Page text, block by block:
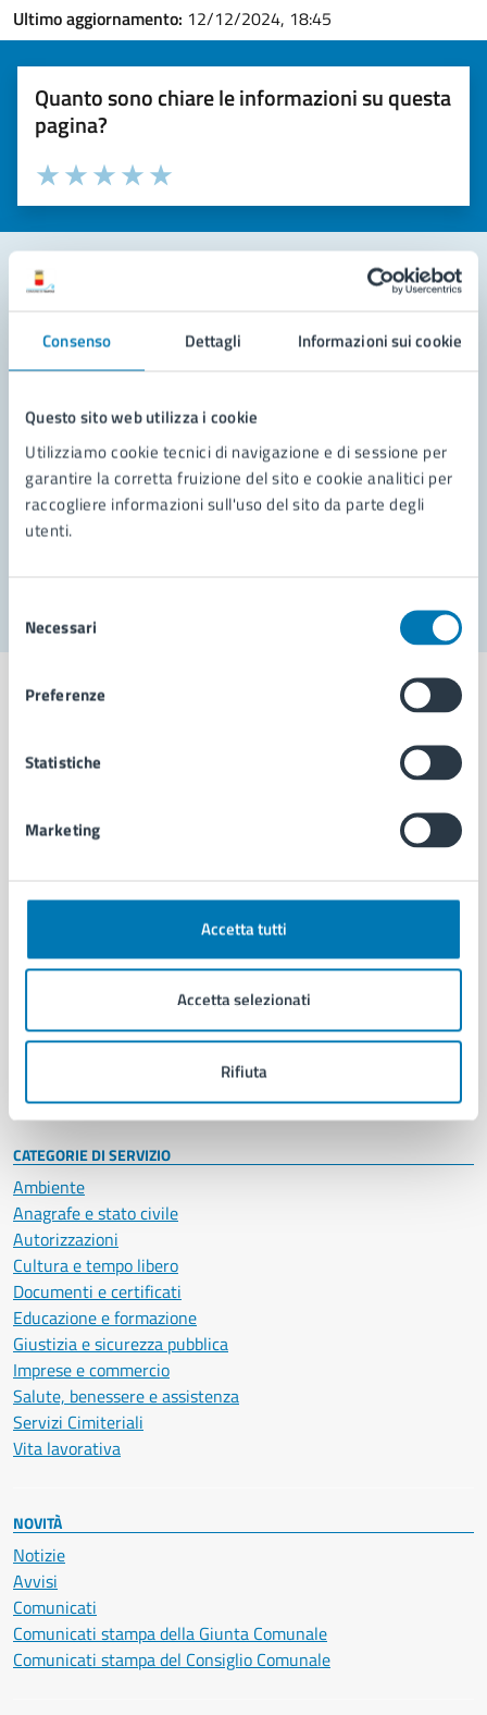
Consenso Dettagli Informazioni sui cookie
Questo sito web utilizza i cookie
Utilizziamo cookie tecnici di navigazione e di sessione per
garantire la corretta fruizione del sito e cookie analitici per
raccogliere informazioni sull'uso del sito da parte degli
utenti.
delNecessari
Preferenze
Statistiche
Marketing
Accetta tutti
Accetta selezionati
Rifiuta
Ultimo aggiornamento: 12/12/2024, 18:45
Quanto sono chiare le informazioni su questa
pagina?
Valuta la chiarezza delle informazioni (da 1 a 5 stelle)
Seleziona il numero di stelle per valutare la chiarezza delle
Valuta 5 stelle su 5
Valuta 4 stelle su 5
Valuta 3 stelle su 5
Valuta 2 stelle su 5
Valuta 1 stelle su 5
Leggi le domande frequenti
Richiedi assistenza
Prenota appuntamento
Problemi in città
Comune di Napoli
AMMINISTRAZIONE
Organi di governo
Enti e fondazioni
Personale amministrativo
Intranet, posta aziendale e protocollo
CATEGORIE DI SERVIZIO
Ambiente
Anagrafe e stato civile
Autorizzazioni
Cultura e tempo libero
Documenti e certificati
Educazione e formazione
Giustizia e sicurezza pubblica
Imprese e commercio
Salute, benessere e assistenza
Servizi Cimiteriali
Vita lavorativa
NOVITÀ
Notizie
Avvisi
Comunicati
Comunicati stampa della Giunta Comunale
Comunicati stampa del Consiglio Comunale